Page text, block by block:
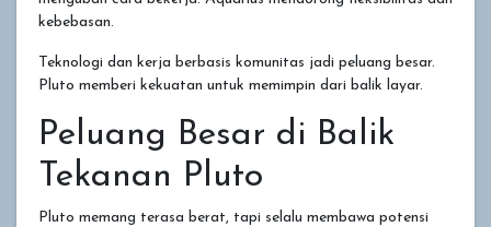
kebebasan.
Teknologi dan kerja berbasis komunitas jadi peluang besar.
Pluto memberi kekuatan untuk memimpin dari balik layar.
Peluang Besar di Balik
Tekanan Pluto
Pluto memang terasa berat, tapi selalu membawa potensi